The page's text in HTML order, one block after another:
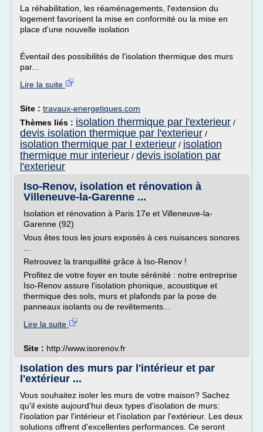
La réhabilitation, les réaménagements, l'extension du
logement favorisent la mise en conformité ou la mise en
place d'une nouvelle isolation
Éventail des possibilités de l'isolation thermique des murs
par...
Lire la suite
Site : travaux-energetiques.com
Thèmes liés : isolation thermique par l'exterieur /
devis isolation thermique par l'exterieur /
isolation thermique par l exterieur / isolation
thermique mur interieur / devis isolation par
l'exterieur
Iso-Renov, isolation et rénovation à
Villeneuve-la-Garenne ...
Isolation et rénovation à Paris 17e et Villeneuve-la-
Garenne (92)
Vous êtes tous les jours exposés à ces nuisances sonores
Retrouvez la tranquillité grâce à Iso-Renov !
Profitez de votre foyer en toute sérénité : notre entreprise
Iso-Renov assure l'isolation phonique, acoustique et
thermique des sols, murs et plafonds par la pose de
panneaux isolants ou de revêtements...
Lire la suite
Site : http://www.isorenov.fr
Isolation des murs par l'intérieur et par
l'extérieur ...
Vous souhaitez isoler les murs de votre maison? Sachez
qu'il existe aujourd'hui deux types d'isolation de murs:
l'isolation par l'intérieur et l'isolation par l'extérieur. Les deux
solutions offrent d'excellentes performances. Ce seront